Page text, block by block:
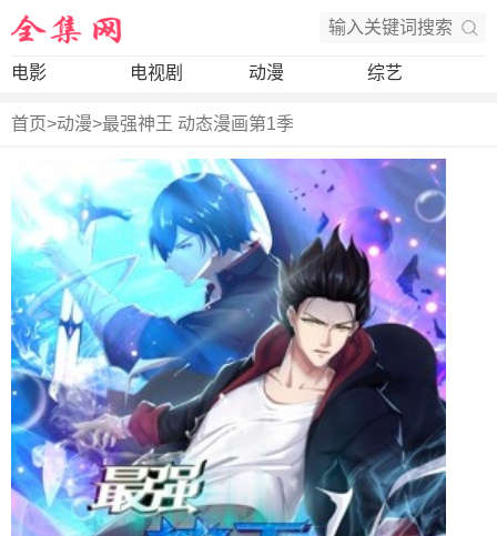
电影 电视剧 动漫 综艺
首页>动漫>最强神王 动态漫画第1季